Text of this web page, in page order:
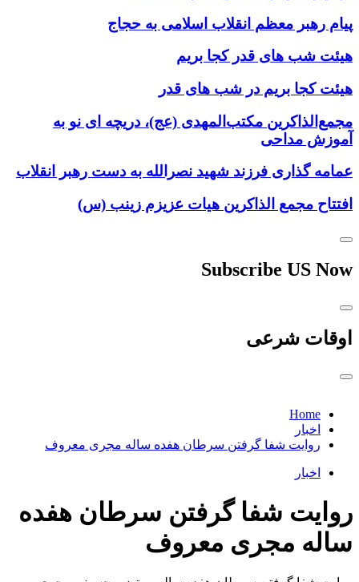
پیام رهبر معظم انقلاب اسلامی به حجاج
هیئت شب های قدر کجا بریم
هیئت کجا بریم در شب های قدر
مجمع‌الذاکرین مکتب‌المهدی (عج)، دریچه ای نو به
آموزش مداحی
عمامه گذاری فرزند شهید نصرالله به دست رهبر انقلاب
افتتاح مجمع الذاکرین هیات عزیزم زینب (س)
Subscribe US Now
اوقات شرعی
Home
اخبار
روایت شفا گرفتن سرطان هفده ساله مجری معروف
اخبار
روایت شفا گرفتن سرطان هفده
ساله مجری معروف